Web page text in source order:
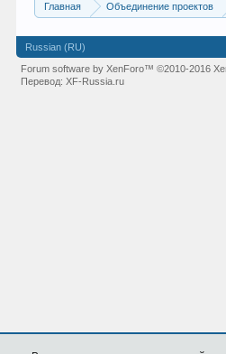
Главная Объединение проектов
Russian (RU)
Forum software by XenForo™©2010-2016
Перевод:XF-Russia.ru